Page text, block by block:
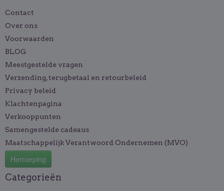
Contact
Over ons
Voorwaarden
BLOG
Meestgestelde vragen
Verzending, terugbetaal en retourbeleid
Privacy beleid
Klachtenpagina
Verkooppunten
Samengestelde cadeaus
Maatschappelijk Verantwoord Ondernemen (MVO)
Herroeping
Categorieën